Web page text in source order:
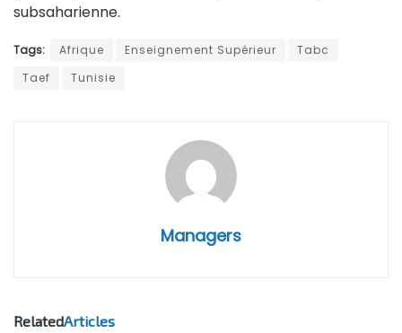
subsaharienne.
Tags: Afrique Enseignement Supérieur
Tabc
Taef
Tunisie
Managers
RelatedArticles